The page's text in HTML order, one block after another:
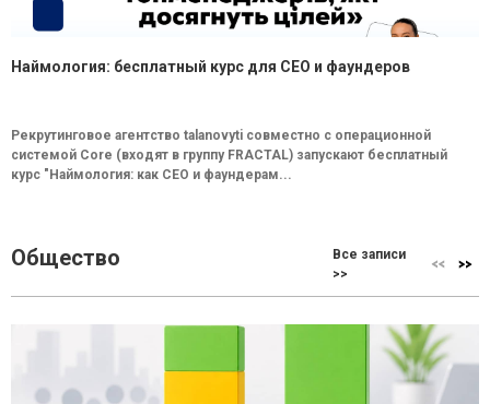
Наймология: бесплатный курс для CEO и фаундеров
Рекрутинговое агентство talanovyti совместно с операционной
системой Core (входят в группу FRACTAL) запускают бесплатный
курс "Наймология: как СEO и фаундерам...
Общество
Все записи
>>